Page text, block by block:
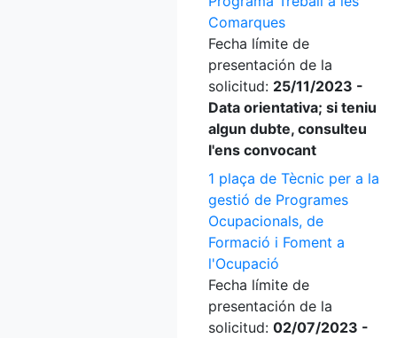
Comarques
Fecha límite de
presentación de la
solicitud: 25/11/2023 -
Data orientativa; si teniu
algun dubte, consulteu
l'ens convocant
1 plaça de Tècnic per a la
gestió de Programes
Ocupacionals, de
Formació i Foment a
l'Ocupació
Fecha límite de
presentación de la
solicitud: 02/07/2023 -